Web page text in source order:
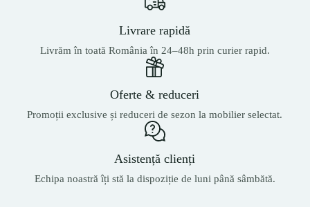
Livrare rapidă
Livrăm în toată România în 24–48h prin curier rapid.
Oferte & reduceri
Promoții exclusive și reduceri de sezon la mobilier selectat.
Asistență clienți
Echipa noastră îți stă la dispoziție de luni până sâmbătă.